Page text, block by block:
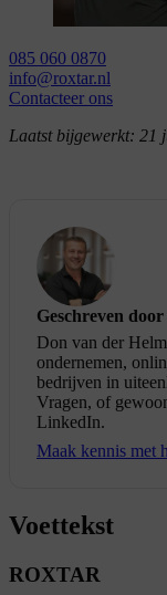
085 060 0870
info@roxtar.nl
Contacteer ons
Laatst bijgewerkt: 21
Geschreven
Don van der
ondernemen,
bedrijven in
Vragen, of
LinkedIn.
Maak kennis met
Voettekst
ROXTAR